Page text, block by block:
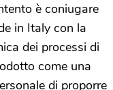
è coniugare
in Italy con la
dei processi di
come una
di proporre